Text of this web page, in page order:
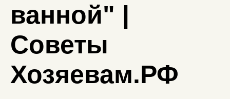
ванной" |
Советы
Хозяевам.РФ